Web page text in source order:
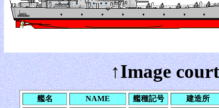
↑Image
艦名 NAME 艦種記号 建造所